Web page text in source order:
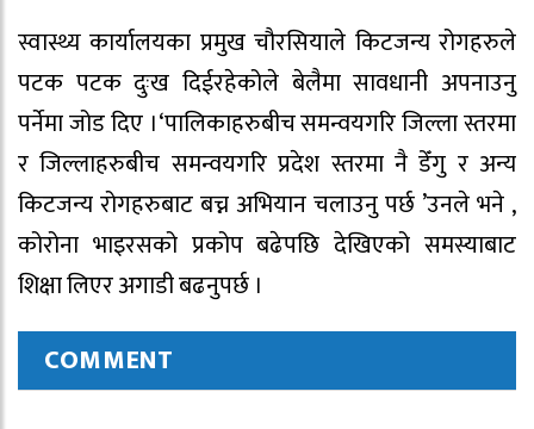
स्वास्थ्य कार्यालयका प्रमुख चौरसियाले किटजन्य रोगहरुले
पटक पटक दुःख दिईरहेकोले बेलैमा सावधानी अपनाउनु
पर्नेमा जोड दिए ।‘पालिकाहरुबीच समन्वयगरि जिल्ला स्तरमा
र जिल्लाहरुबीच समन्वयगरि प्रदेश स्तरमा नै डेँगु र अन्य
किटजन्य रोगहरुबाट बच्न अभियान चलाउनु पर्छ ’उनले भने ,
कोरोना भाइरसको प्रकोप बढेपछि देखिएको समस्याबाट
शिक्षा लिएर अगाडी बढनुपर्छ ।
COMMENT